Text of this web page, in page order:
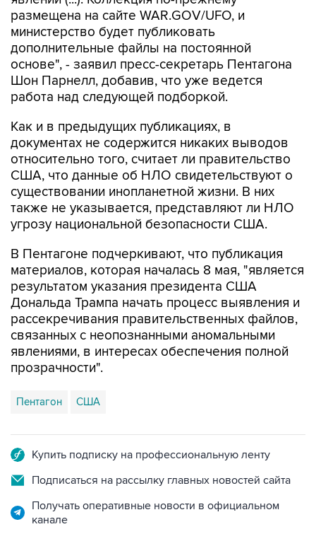
дополнительные файлы на постоянной
основе", - заявил пресс-секретарь Пентагона
Шон Парнелл, добавив, что уже ведется
работа над следующей подборкой.
Как и в предыдущих публикациях, в
относительно того, считает ли правительство
США, что данные об НЛО свидетельствуют о
существовании инопланетной жизни. В них
также не указывается, представляют ли НЛО
угрозу национальной безопасности США.
В Пентагоне подчеркивают, что публикация
результатом указания президента США
Дональда Трампа начать процесс выявления и
рассекречивания правительственных файлов,
связанных с неопознанными аномальными
явлениями, в интересах обеспечения полной
прозрачности".
Пентагон США
Подписаться на рассылку главных новостей сайта
Получать оперативные новости в официальном